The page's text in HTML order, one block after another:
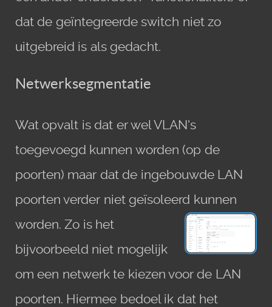
dat de geïntegreerde switch niet zo
uitgebreid is als gedacht.
Netwerksegmentatie
Wat opvalt is dat er wel VLAN's
toegevoegd kunnen worden (op de
poorten) maar dat de ingebouwde LAN
poorten verder niet geïsoleerd kunnen
worden.Zo is het
bijvoorbeeld niet mogelijk
om een netwerk te kiezen voor de LAN
poorten. Hiermee bedoel ik dat het